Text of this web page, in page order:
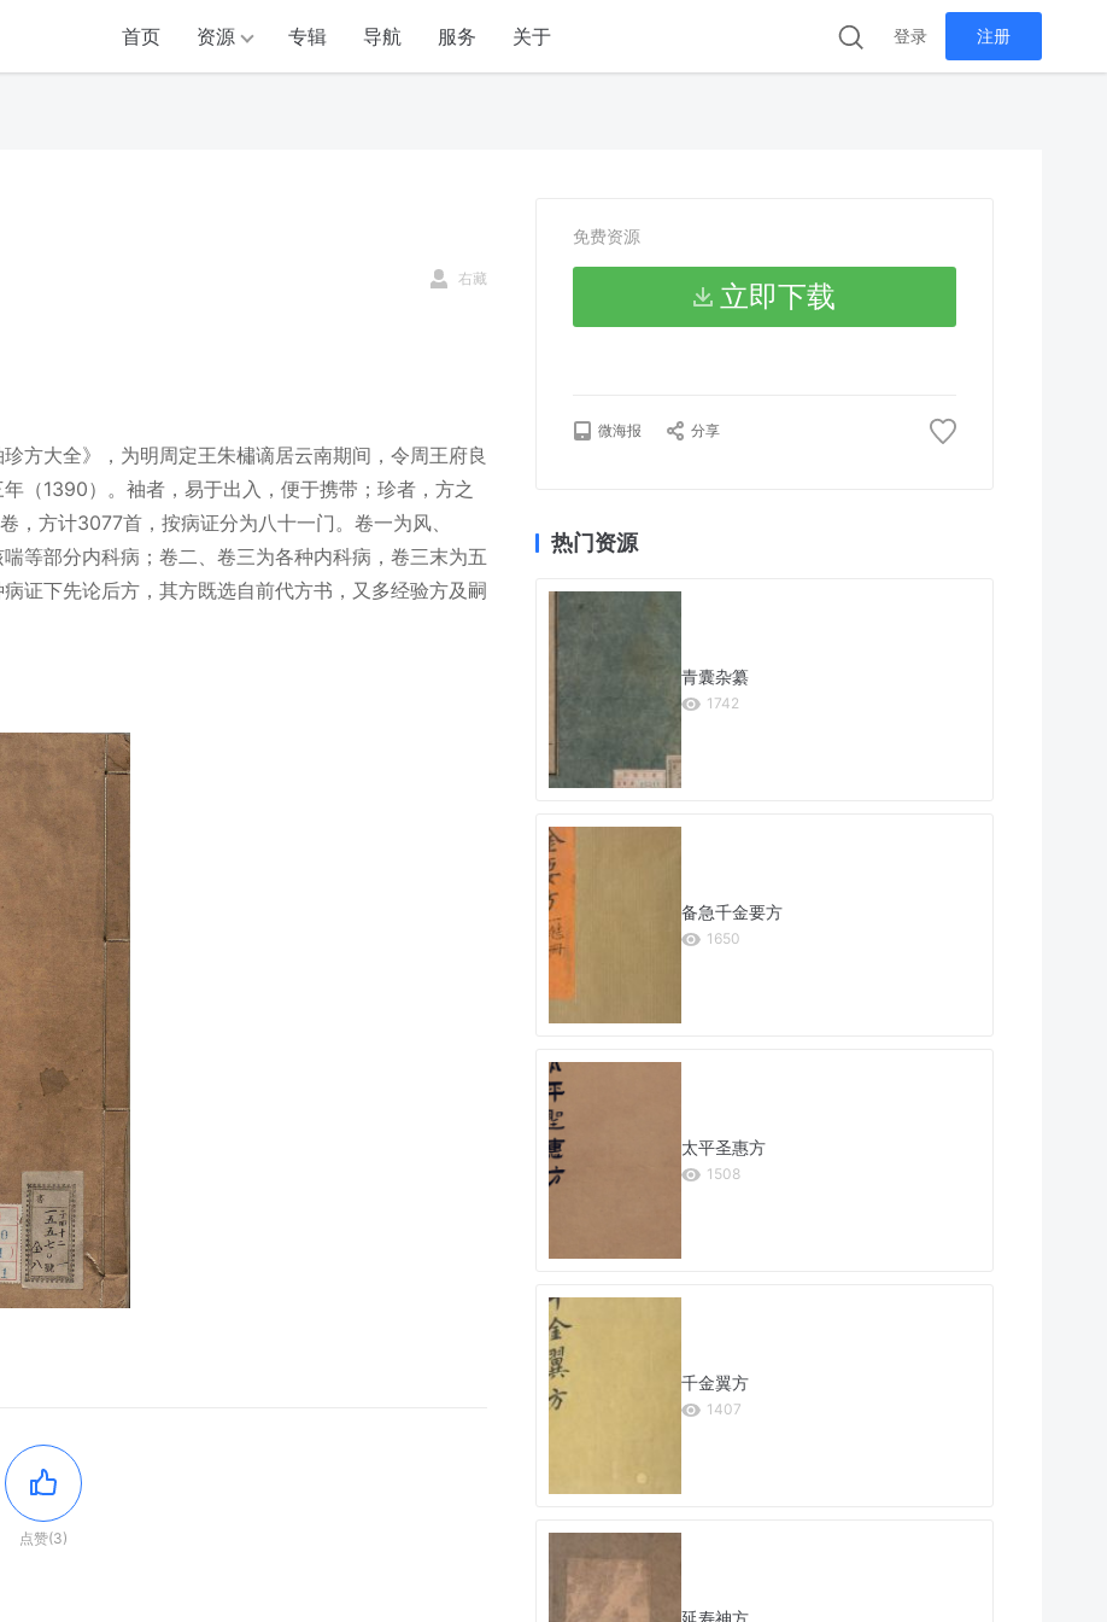
首页 资源 专辑 导航 服务 关于 登录 注册
右藏
方大全》，为明周定王朱橚谪居云南期间，令周王府良
（1390）。袖者，易于出入，便于携带；珍者，方之
，方计3077首，按病证分为八十一门。卷一为风、
等部分内科病；卷二、卷三为各种内科病，卷三末为五
证下先论后方，其方既选自前代方书，又多经验方及嗣
点赞(3)
免费资源
立即下载
微海报 分享
热门资源
青囊杂纂
1742
备急千金要方
1650
太平圣惠方
1508
千金翼方
1407
延寿神方